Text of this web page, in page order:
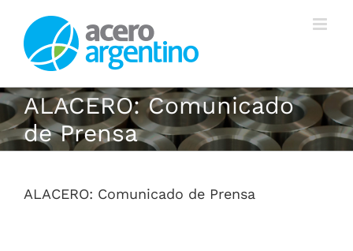
contenido
ALACERO: Comunicado
de Prensa
ALACERO: Comunicado de Prensa